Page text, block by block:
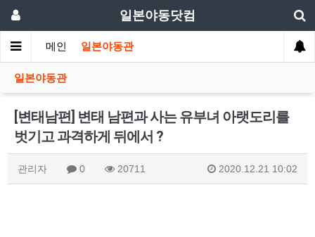
일본야동닷컴
메인 일본야동관
일본야동관
[변태남편] 변태 남편과 사는 유부녀 아랫도리를
벗기고 과격하게 뒤에서 ?
관리자 0 20711 2020.12.21 10:02